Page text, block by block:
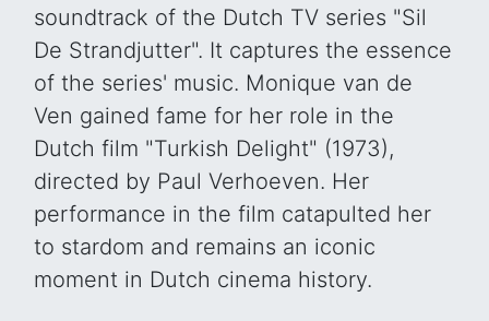
soundtrack of the Dutch TV series "Sil
De Strandjutter". It captures the essence
of the series' music. Monique van de
Ven gained fame for her role in the
Dutch film "Turkish Delight" (1973),
directed by Paul Verhoeven. Her
performance in the film catapulted her
to stardom and remains an iconic
moment in Dutch cinema history.